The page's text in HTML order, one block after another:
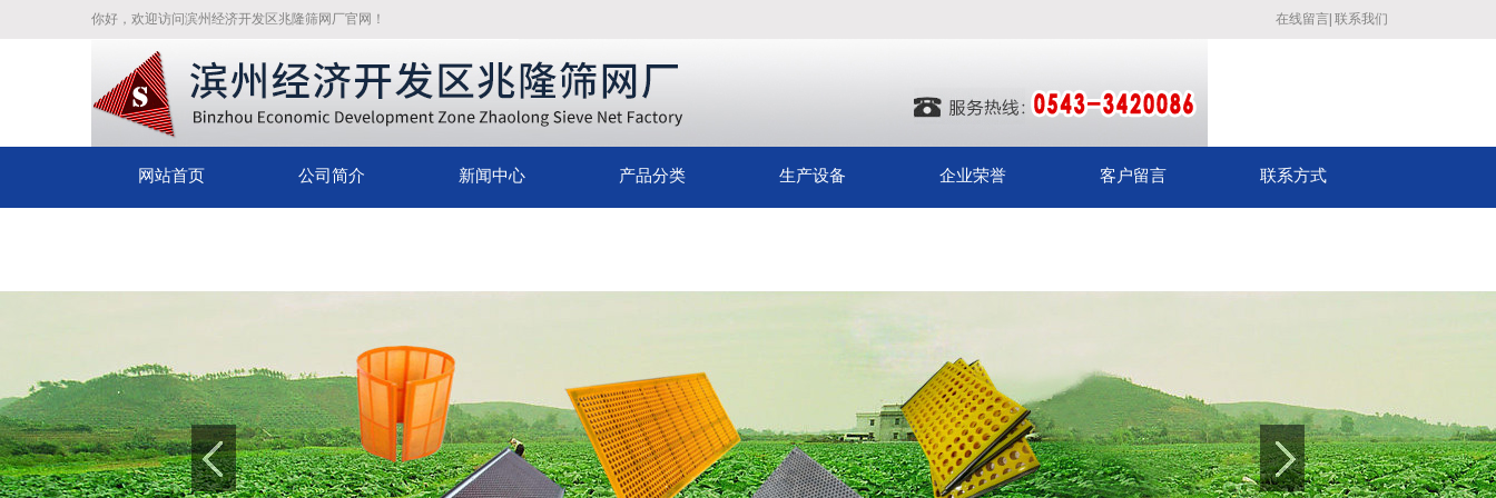
你好，欢迎访问滨州经济开发区兆隆筛网厂官网！ 在线留言 联系我们
网站首页 公司简介 新闻中心 产品分类 生产设备 企业荣誉 客户留言 联系方式